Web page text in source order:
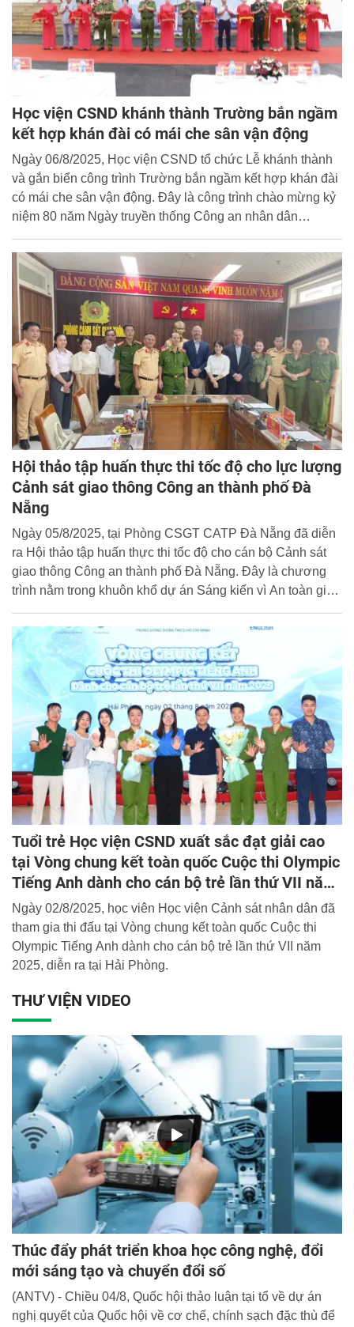
Học viện CSND khánh thành Trường bắn ngầm
kết hợp khán đài có mái che sân vận động
Ngày 06/8/2025, Học viện CSND tổ chức Lễ khánh thành
và gắn biển công trình Trường bắn ngầm kết hợp khán đài
có mái che sân vận động. Đây là công trình chào mừng kỷ
niệm 80 năm Ngày truyền thống Công an nhân dân
hội đại biểu Đảng bộ Học viện CSND lần thứ XVIII, nhiệm
kỳ 2025 - 2030.
Hội thảo tập huấn thực thi tốc độ cho lực lượng
Cảnh sát giao thông Công an thành phố Đà
Nẵng
Ngày 05/8/2025, tại Phòng CSGT CATP Đà Nẵng đã diễn
ra Hội thảo tập huấn thực thi tốc độ cho cán bộ Cảnh sát
giao thông Công an thành phố Đà Nẵng. Đây là chương
trình nằm trong khuôn khổ dự án Sáng kiến vì An toàn giao
thông đường bộ toàn cầu năm 2025.
Tuổi trẻ Học viện CSND xuất sắc đạt giải cao
tại Vòng chung kết toàn quốc Cuộc thi Olympic
Tiếng Anh dành cho cán bộ trẻ lần thứ VII năm
2025
Ngày 02/8/2025, học viên Học viện Cảnh sát nhân dân đã
tham gia thi đấu tại Vòng chung kết toàn quốc Cuộc thi
Olympic Tiếng Anh dành cho cán bộ trẻ lần thứ VII năm
2025, diễn ra tại Hải Phòng.
THƯ VIỆN VIDEO
Thúc đẩy phát triển khoa học công nghệ, đổi
mới sáng tạo và chuyển đổi số
(ANTV) - Chiều 04/8, Quốc hội thảo luận tại tổ về dự án
nghị quyết của Quốc hội về cơ chế, chính sạch đặc thù để